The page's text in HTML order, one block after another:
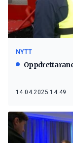
NYTT
14.04.2025 14:49